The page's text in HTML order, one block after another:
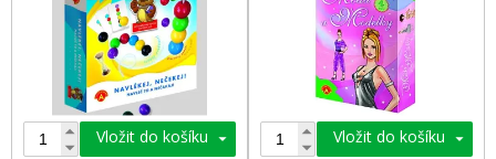
Vložit do košíku Vložit do košíku